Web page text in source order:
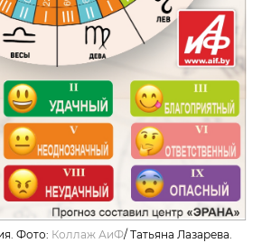
Фото: Коллаж АиФ/Татьяна Лазарева.